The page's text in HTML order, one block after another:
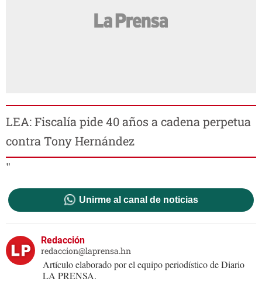
LEA: Fiscalía pide 40 años a cadena perpetua
contra Tony Hernández
"
Unirme al canal de noticias
Redacción
redaccion@laprensa.hn
Artículo elaborado por el equipo periodístico de Diario
LA PRENSA.